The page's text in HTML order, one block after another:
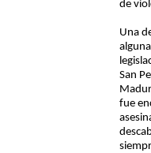
de
Una
San
fue